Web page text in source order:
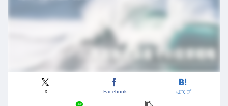
X Facebook はてブ